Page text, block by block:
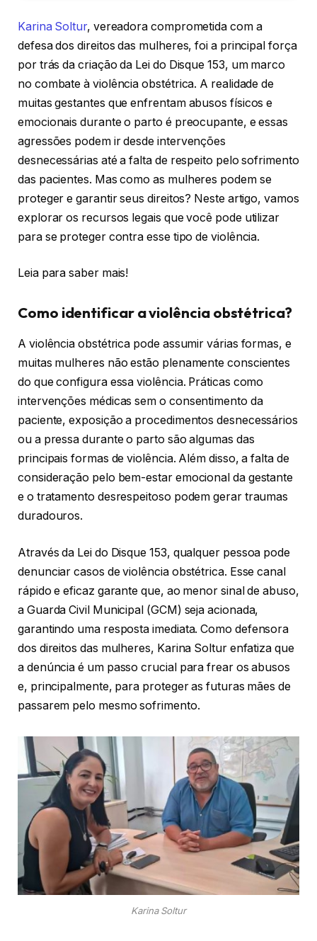
Karina Soltur, vereadora comprometida com a
defesa dos direitos das mulheres, foi a principal força
por trás da criação da Lei do Disque 153, um marco
no combate à violência obstétrica. A realidade de
muitas gestantes que enfrentam abusos físicos e
emocionais durante o parto é preocupante, e essas
agressões podem ir desde intervenções
desnecessárias até a falta de respeito pelo sofrimento
das pacientes. Mas como as mulheres podem se
proteger e garantir seus direitos? Neste artigo, vamos
explorar os recursos legais que você pode utilizar
para se proteger contra esse tipo de violência.
Leia para saber mais!
Como identificar a violência obstétrica?
A violência obstétrica pode assumir várias formas, e
muitas mulheres não estão plenamente conscientes
do que configura essa violência. Práticas como
intervenções médicas sem o consentimento da
paciente, exposição a procedimentos desnecessários
ou a pressa durante o parto são algumas das
principais formas de violência. Além disso, a falta de
consideração pelo bem-estar emocional da gestante
e o tratamento desrespeitoso podem gerar traumas
duradouros.
Através da Lei do Disque 153, qualquer pessoa pode
denunciar casos de violência obstétrica. Esse canal
rápido e eficaz garante que, ao menor sinal de abuso,
a Guarda Civil Municipal (GCM) seja acionada,
garantindo uma resposta imediata. Como defensora
dos direitos das mulheres, Karina Soltur enfatiza que
a denúncia é um passo crucial para frear os abusos
e, principalmente, para proteger as futuras mães de
passarem pelo mesmo sofrimento.
Karina Soltur